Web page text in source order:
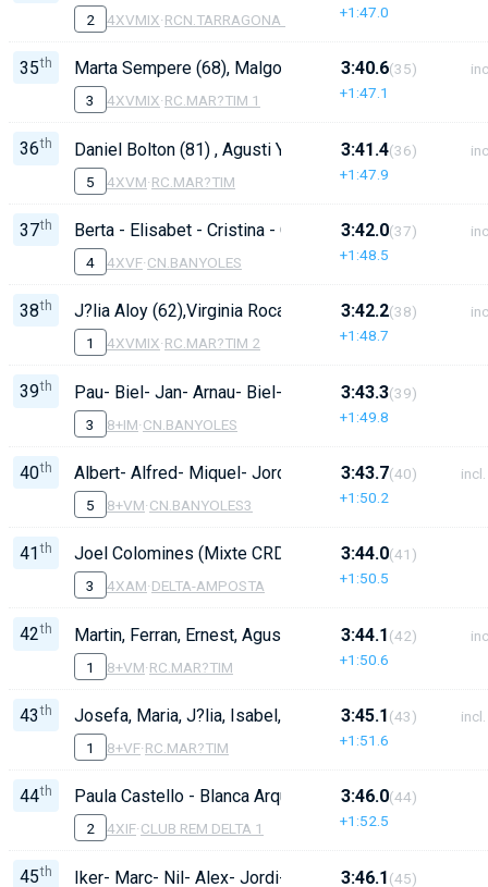
2 4XVMIX·RCN.TARRAGONA 1 +1:47.0
35th Marta Sempere (68), Malgorzata Sak (78), Joan
3 4XVMIX·RC.MAR?TIM 1
3:40.6
+1:47.1
(35)
36th Daniel Bolton (81) , Agusti Yepes (73) , Joan
5 4XVM·RC.MAR?TIM
3:41.4
+1:47.9
(36)
37th Berta - Elisabet - Cristina - Claudia D 9''
4 4XVF·CN.BANYOLES
3:42.0
+1:48.5
(37)
38th J?lia Aloy (62),Virginia Roca (72),Daniel Bolton (81),
1 4XVMIX·RC.MAR?TIM 2
3:42.2
+1:48.7
(38)
39th Pau- Biel- Jan- Arnau- Biel- Erik- Pol- Mart?. T: Jana
3 8+IM·CN.BANYOLES
3:43.3
+1:49.8
(39)
40th Albert- Alfred- Miquel- Jordi- Quim- Guillermo- Joan-
5 8+VM·CN.BANYOLES3
3:43.7
+1:50.2
(40) incl.
41 th Joel Colomines (Mixte CRD - CNA)
3 4XAM·DELTA-AMPOSTA
3:44.0
+1:50.5
(41)
42th Martin, Ferran, Ernest, Agusti, Diego, Joan, Daniel,
1 8+VM·RC.MAR?TIM
3:44.1
+1:50.6
(42)
43 th Josefa, Maria, J?lia, Isabel,Malgorzata, Virginia,
1 8+VF·RC.MAR?TIM
3:45.1
+1:51.6
(43) incl.
44th Paula Castello - Blanca Arques - Martina Llambrich -
2 4XIF·CLUB REM DELTA 1
3:46.0
+1:52.5
(44)
45th Iker- Marc- Nil- Alex- Jordi- Tomas- Gerard-Unai. T:
3:46.1(45)